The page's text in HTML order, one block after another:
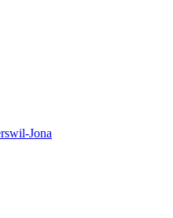
Jona